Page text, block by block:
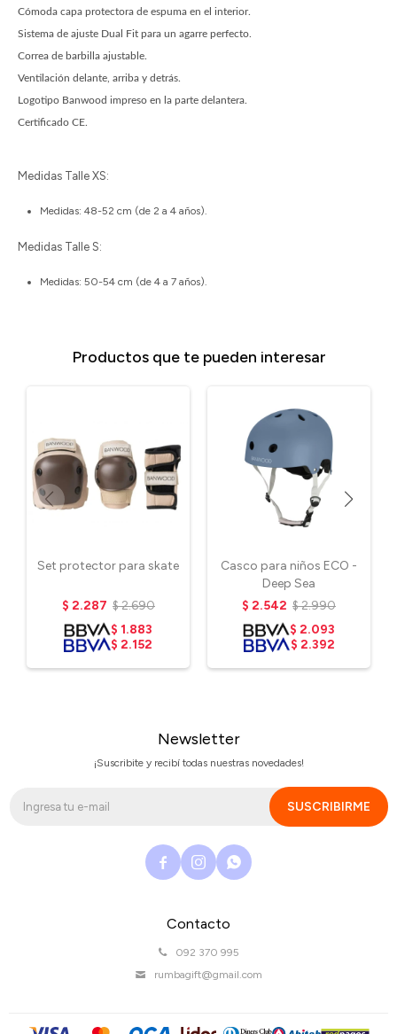
Cómoda capa protectora de espuma en el interior.
Sistema de ajuste Dual Fit para un agarre perfecto.
Correa de barbilla ajustable.
Ventilación delante, arriba y detrás.
Logotipo Banwood impreso en la parte delantera.
Certificado CE.
Medidas Talle XS:
Medidas: 48-52 cm (de 2 a 4 años).
Medidas Talle S:
Medidas: 50-54 cm (de 4 a 7 años).
Productos que te pueden interesar
Set protector para skate
$ 2.287 $2.690
$ 1.883
$ 2.152
Casco para niños ECO -
Deep Sea
$ 2.542 $2.990
$ 2.093
$ 2.392
Contacto
092 370 995
rumbagift@gmail.com
Newsletter
¡Suscribite y recibí todas nuestras novedades!
SUSCRIBIRME
  